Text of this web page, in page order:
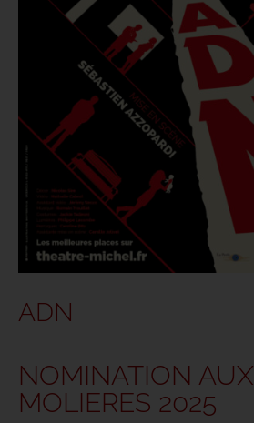
ADN
NOMINATION AUX
MOLIERES 2025